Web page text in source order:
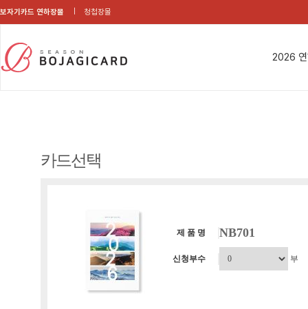
보자기카드 연하장몰 청첩장몰
2026
카드선택
제 품 명 NB701
신청부수 부